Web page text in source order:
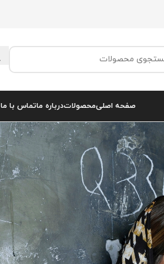
صفحه اصلیمحصولاتدرباره ماتماس با ما